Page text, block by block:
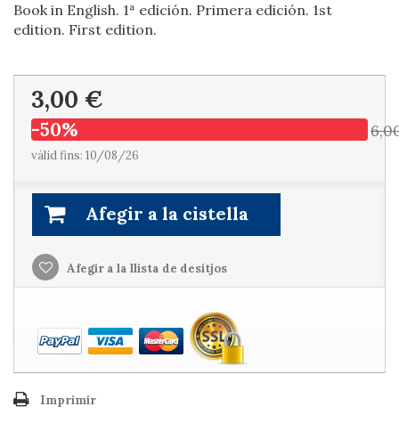
Book in English. 1ª edición. Primera edición. 1st
edition. First edition.
3,00 €
-50%
vàlid fins: 10/08/26
Afegir a la cistella
Afegir a la llista de desitjos
Imprimir